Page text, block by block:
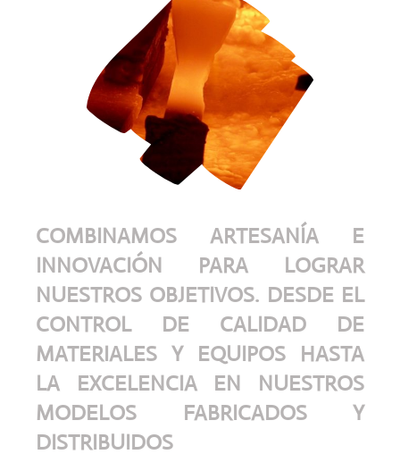
COMBINAMOS ARTESANÍA E
INNOVACIÓN PARA LOGRAR
NUESTROS OBJETIVOS. DESDE EL
CONTROL DE CALIDAD DE
MATERIALES Y EQUIPOS HASTA
LA EXCELENCIA EN NUESTROS
MODELOS FABRICADOS Y
DISTRIBUIDOS